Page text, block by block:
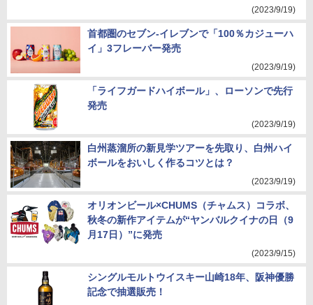
(2023/9/19)
首都圏のセブン-イレブンで「100％カジューハ
イ」3フレーバー発売
(2023/9/19)
「ライフガードハイボール」、ローソンで先行
発売
(2023/9/19)
白州蒸溜所の新見学ツアーを先取り、白州ハイ
ボールをおいしく作るコツとは？
(2023/9/19)
オリオンビール×CHUMS（チャムス）コラボ、
秋冬の新作アイテムが“ヤンバルクイナの日（9
月17日）”に発売
(2023/9/15)
シングルモルトウイスキー山崎18年、阪神優勝
記念で抽選販売！